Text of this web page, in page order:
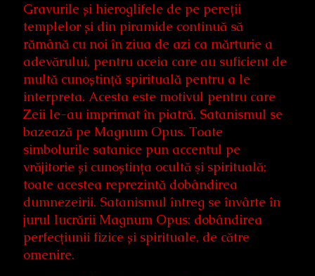
Gravurile și hieroglifele de pe pereții
templelor și din piramide continuă să
rămână cu noi în ziua de azi ca mărturie a
adevărului, pentru aceia care au suficient de
multă cunoștință spirituală pentru a le
interpreta. Acesta este motivul pentru care
Zeii le-au imprimat în piatră. Satanismul se
bazează pe Magnum Opus. Toate
simbolurile satanice pun accentul pe
vrăjitorie și cunoștința ocultă şi spirituală;
toate acestea reprezintă dobândirea
dumnezeirii. Satanismul întreg se învârte în
jurul lucrării Magnum Opus: dobândirea
perfecțiunii fizice și spirituale, de către
omenire.